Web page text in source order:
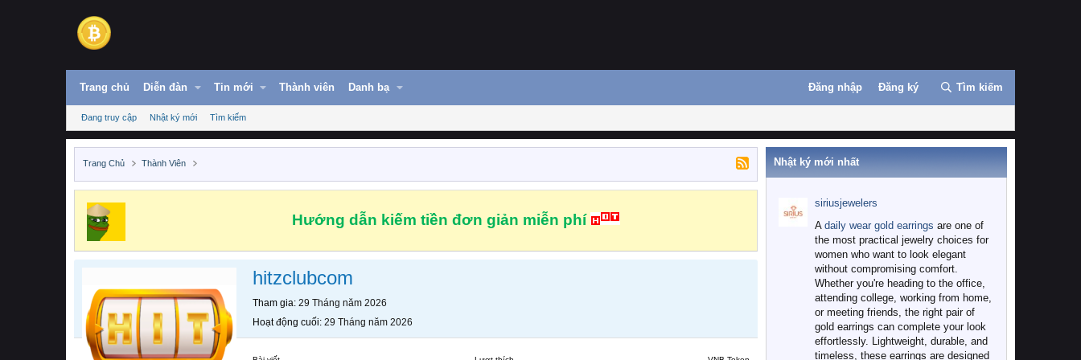
Trang chủ Diễn đàn Tin mới Thành viên Danh bạ Đăng nhập Đăng ký Tìm kiếm
Đang truy cập Nhật ký mới Tìm kiếm
Trang Chủ Thành Viên
Hướng dẫn kiếm tiền đơn giản miễn phí
hitzclubcom
Tham gia 29 Tháng năm 2026
Hoạt động cuối 29 Tháng năm 2026
Nhật ký mới nhất
siriusjewelers
A daily wear gold earrings are one of
the most practical jewelry choices for
women who want to look elegant
without compromising comfort.
Whether you're heading to the office,
attending college, working from home,
or meeting friends, the right pair of
gold earrings can complete your look
effortlessly. Lightweight, durable, and
timeless, these earrings are designed